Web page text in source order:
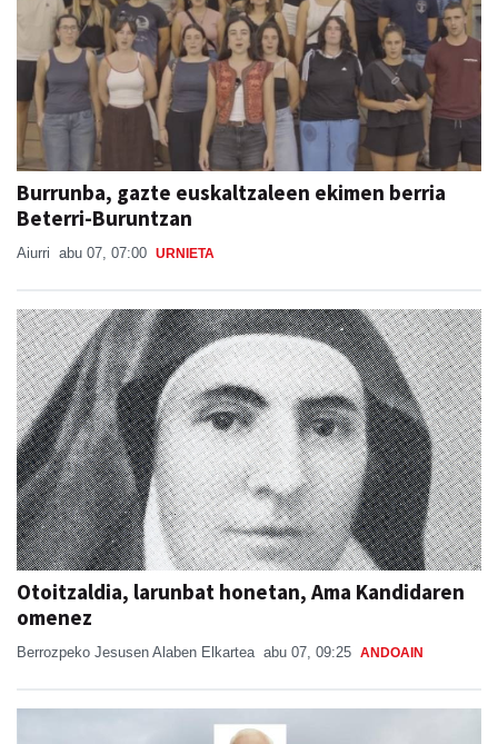
Burrunba, gazte euskaltzaleen ekimen berria
Beterri-Buruntzan
Aiurri abu 07, 07:00 URNIETA
Otoitzaldia, larunbat honetan, Ama Kandidaren
omenez
Berrozpeko Jesusen Alaben Elkartea abu 07, 09:25 ANDOAIN